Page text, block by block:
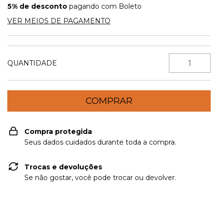
5% de desconto pagando com Boleto
VER MEIOS DE PAGAMENTO
QUANTIDADE
Compra protegida
Seus dados cuidados durante toda a compra.
Trocas e devoluções
Se não gostar, você pode trocar ou devolver.